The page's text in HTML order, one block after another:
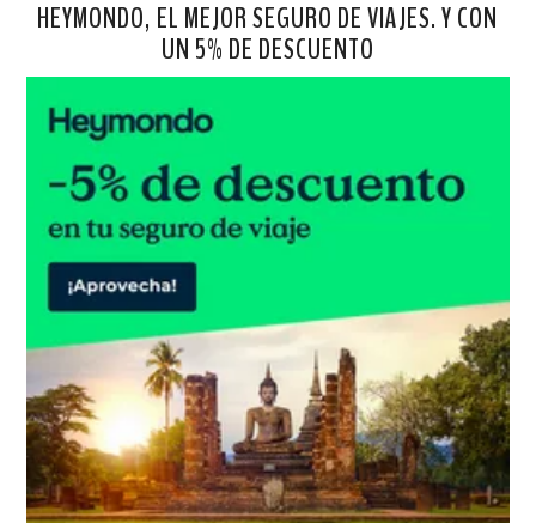
HEYMONDO, EL MEJOR SEGURO DE VIAJES. Y CON
UN 5% DE DESCUENTO